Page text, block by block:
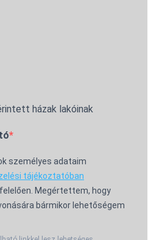
házak lakóinak
személyes adataim
tájékoztatóban
Megértettem, hogy
bármikor lehetőségem